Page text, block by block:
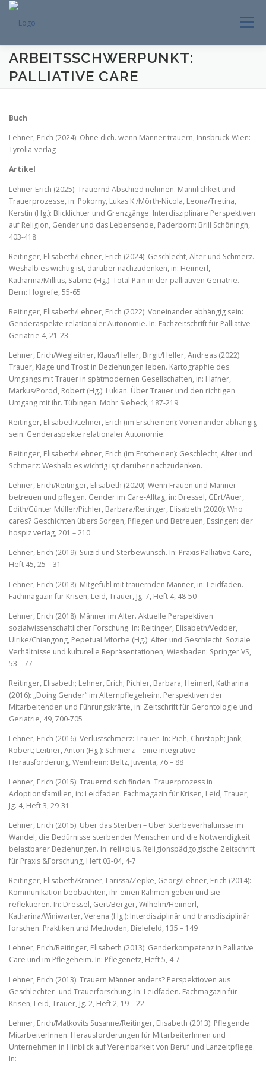
Zum
springen
Menü
ARBEITSSCHWERPUNKT:
PALLIATIVE CARE
Buch
Lehner, Erich (2024): Ohne dich. wenn Männer trauern, Innsbruck-Wien:
Tyrolia-verlag
Artikel
Lehner Erich (2025): Trauernd Abschied nehmen. Männlichkeit und
Trauerprozesse, in: Pokorny, Lukas K./Mörth-Nicola, Leona/Tretina,
Kerstin (Hg.): Blicklichter und Grenzgänge. Interdisziplinäre Perspektiven
auf Religion, Gender und das Lebensende, Paderborn: Brill Schöningh,
403-418
Reitinger, Elisabeth/Lehner, Erich (2024): Geschlecht, Alter und Schmerz.
Weshalb es wichtig ist, darüber nachzudenken, in: Heimerl,
Katharina/Millius, Sabine (Hg.): Total Pain in der palliativen Geriatrie.
Bern: Hogrefe, 55-65
Reitinger, Elisabeth/Lehner, Erich (2022): Voneinander abhängig sein:
Genderaspekte relationaler Autonomie. In: Fachzeitschrift für Palliative
Geriatrie 4, 21-23
Lehner, Erich/Wegleitner, Klaus/Heller, Birgit/Heller, Andreas (2022):
Trauer, Klage und Trost in Beziehungen leben. Kartographie des
Umgangs mit Trauer in spätmodernen Gesellschaften, in: Hafner,
Markus/Porod, Robert (Hg.): Lukian. Über Trauer und den richtigen
Umgang mit ihr. Tübingen: Mohr Siebeck, 187-219
Reitinger, Elisabeth/Lehner, Erich (im Erscheinen): Voneinander abhängig
sein: Genderaspekte relationaler Autonomie.
Reitinger, Elisabeth/Lehner, Erich (im Erscheinen): Geschlecht, Alter und
Schmerz: Weshalb es wichtig is,t darüber nachzudenken.
Lehner, Erich/Reitinger, Elisabeth (2020): Wenn Frauen und Männer
betreuen und pflegen. Gender im Care-Alltag, in: Dressel, GErt/Auer,
Edith/Günter Müller/Pichler, Barbara/Reitinger, Elisabeth (2020): Who
cares? Geschichten übers Sorgen, Pflegen und Betreuen, Essingen: der
hospiz verlag, 201 – 210
Lehner, Erich (2019): Suizid und Sterbewunsch. In: Praxis Palliative Care,
Heft 45, 25 – 31
Lehner, Erich (2018): Mitgefühl mit trauernden Männer, in: Leidfaden.
Fachmagazin für Krisen, Leid, Trauer, Jg. 7, Heft 4, 48-50
Lehner, Erich (2018): Männer im Alter. Aktuelle Perspektiven
sozialwissenschaftlicher Forschung. In: Reitinger, Elisabeth/Vedder,
Ulrike/Chiangong, Pepetual Mforbe (Hg.): Alter und Geschlecht. Soziale
Verhältnisse und kulturelle Repräsentationen, Wiesbaden: Springer VS,
53 – 77
Reitinger, Elisabeth; Lehner, Erich; Pichler, Barbara; Heimerl, Katharina
(2016): „Doing Gender“ im Alternpflegeheim. Perspektiven der
Mitarbeitenden und Führungskräfte, in: Zeitschrift für Gerontologie und
Geriatrie, 49, 700-705
Lehner, Erich (2016): Verlustschmerz: Trauer. In: Pieh, Christoph; Jank,
Robert; Leitner, Anton (Hg.): Schmerz – eine integrative
Herausforderung, Weinheim: Beltz, Juventa, 76 – 88
Lehner, Erich (2015): Trauernd sich finden. Trauerprozess in
Adoptionsfamilien, in: Leidfaden. Fachmagazin für Krisen, Leid, Trauer,
Jg. 4, Heft 3, 29-31
Lehner, Erich (2015): Über das Sterben – Über Sterbeverhältnisse im
Wandel, die Bedürnisse sterbender Menschen und die Notwendigkeit
belastbarer Beziehungen. In: reli+plus. Religionspädgogische Zeitschrift
für Praxis &Forschung, Heft 03-04, 4-7
Reitinger, Elisabeth/Krainer, Larissa/Zepke, Georg/Lehner, Erich (2014):
Kommunikation beobachten, ihr einen Rahmen geben und sie
reflektieren. In: Dressel, Gert/Berger, Wilhelm/Heimerl,
Katharina/Winiwarter, Verena (Hg.): Interdisziplinär und transdisziplinär
forschen. Praktiken und Methoden, Bielefeld, 135 – 149
Lehner, Erich/Reitinger, Elisabeth (2013): Genderkompetenz in Palliative
Care und im Pflegeheim. In: Pflegenetz, Heft 5, 4-7
Lehner, Erich (2013): Trauern Männer anders? Perspektioven aus
Geschlechter- und Trauerforschung. In: Leidfaden. Fachmagazin für
Krisen, Leid, Trauer, Jg. 2, Heft 2, 19 – 22
Lehner, Erich/Matkovits Susanne/Reitinger, Elisabeth (2013): Pflegende
MitarbeiterInnen. Herausforderungen für MitarbeiterInnen und
Unternehmen in Hinblick auf Vereinbarkeit von Beruf und Lanzeitpflege.
In: